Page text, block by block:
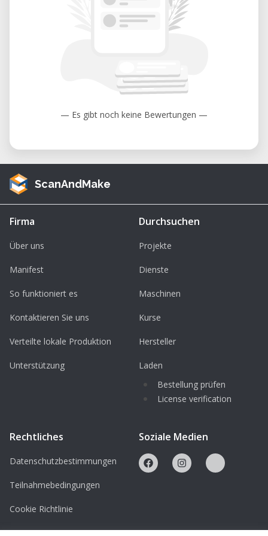
— Es gibt noch keine Bewertungen —
ScanAndMake
Firma
Über uns
Manifest
So funktioniert es
Kontaktieren Sie uns
Verteilte lokale Produktion
Unterstützung
Durchsuchen
Projekte
Dienste
Maschinen
Kurse
Hersteller
Laden
Bestellung prüfen
License verification
Rechtliches
Datenschutzbestimmungen
Teilnahmebedingungen
Cookie Richtlinie
Lizenzen
Soziale Medien